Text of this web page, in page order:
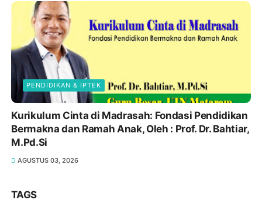
PENDIDIKAN & IPTEK
Kurikulum Cinta di Madrasah: Fondasi Pendidikan
Bermakna dan Ramah Anak, Oleh : Prof. Dr. Bahtiar,
M.Pd.Si
AGUSTUS 03, 2026
TAGS